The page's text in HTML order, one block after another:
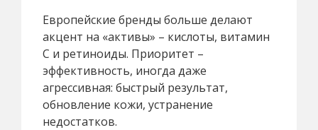
Европейские бренды больше делают
акцент на «активы» – кислоты, витамин
С и ретиноиды. Приоритет –
эффективность, иногда даже
агрессивная: быстрый результат,
обновление кожи, устранение
недостатков.